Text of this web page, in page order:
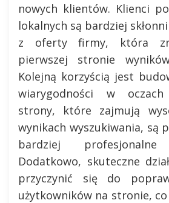
nowych klientów. Klienci
lokalnych są bardziej
z oferty firmy, która
pierwszej stronie
Kolejną korzyścią jest
wiarygodności w oczach
strony, które zajmują
wynikach wyszukiwania, są
bardziej
Dodatkowo, skuteczne
przyczynić się do
użytkowników na stronie, co